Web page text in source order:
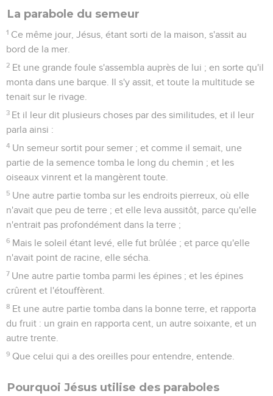
La parabole du semeur
1 Ce même jour, Jésus, étant sorti de la maison, s'assit au
bord de la mer.
2 Et une grande foule s'assembla auprès de lui ; en sorte qu'il
monta dans une barque. Il s'y assit, et toute la multitude se
tenait sur le rivage.
3 Et il leur dit plusieurs choses par des similitudes, et il leur
parla ainsi :
4 Un semeur sortit pour semer ; et comme il semait, une
partie de la semence tomba le long du chemin ; et les
oiseaux vinrent et la mangèrent toute.
5 Une autre partie tomba sur les endroits pierreux, où elle
n'avait que peu de terre ; et elle leva aussitôt, parce qu'elle
n'entrait pas profondément dans la terre ;
6 Mais le soleil étant levé, elle fut brûlée ; et parce qu'elle
n'avait point de racine, elle sécha.
7 Une autre partie tomba parmi les épines ; et les épines
crûrent et l'étouffèrent.
8 Et une autre partie tomba dans la bonne terre, et rapporta
du fruit : un grain en rapporta cent, un autre soixante, et un
autre trente.
9 Que celui qui a des oreilles pour entendre, entende.
Pourquoi Jésus utilise des paraboles